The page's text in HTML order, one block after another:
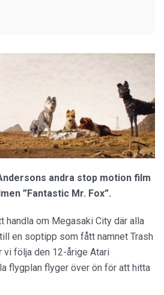
andra stop motion film
”Fantastic Mr. Fox”.
handla om Megasaki City där alla
en soptipp som fått namnet Trash
vi följa den 12-årige Atari
flygplan flyger över ön för att hitta